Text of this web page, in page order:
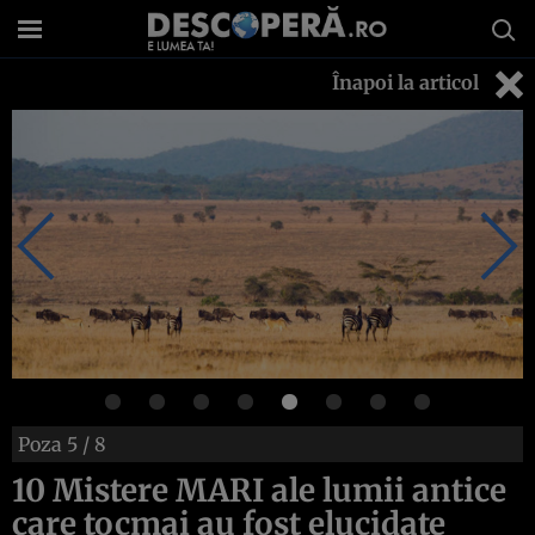
Înapoi la articol
Poza 5 / 8
10 Mistere MARI ale lumii antice
care tocmai au fost elucidate